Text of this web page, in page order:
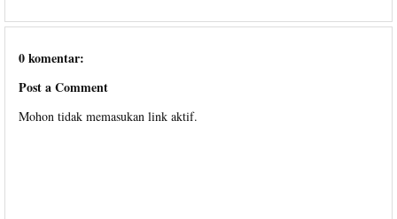
0 komentar:
Post a Comment
Mohon tidak memasukan link aktif.